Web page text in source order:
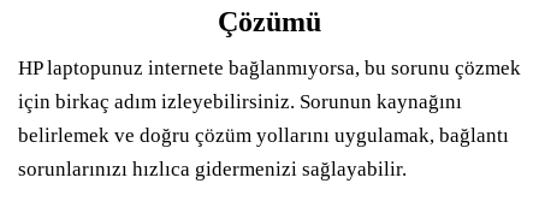
Çözümü
HP laptopunuz internete bağlanmıyorsa, bu sorunu çözmek
için birkaç adım izleyebilirsiniz. Sorunun kaynağını
belirlemek ve doğru çözüm yollarını uygulamak, bağlantı
sorunlarınızı hızlıca gidermenizi sağlayabilir.